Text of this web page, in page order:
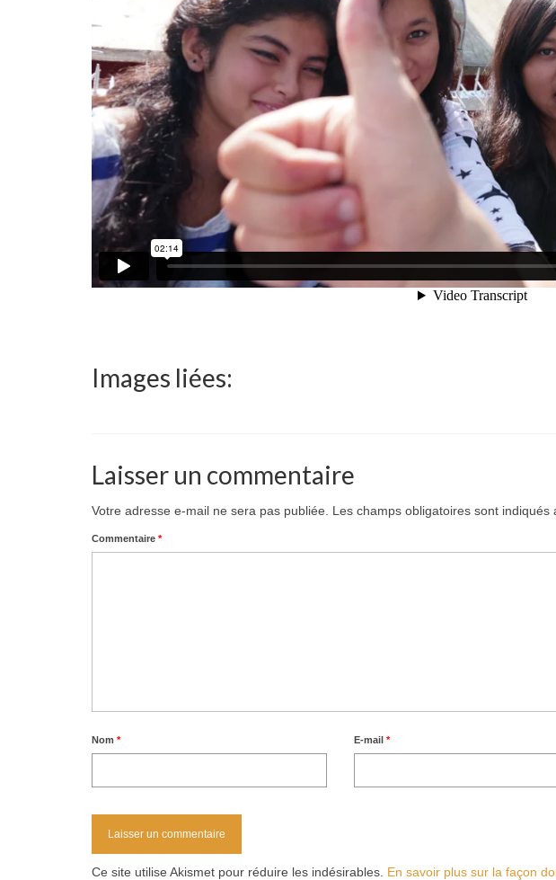
Images liées:
Laisser un commentaire
Votre adresse e-mail ne sera pas publiée. Les champs obligatoires sont indiqués
Commentaire *
Nom * E-mail*
Ce site utilise Akismet pour réduire les indésirables. En savoir plus sur la façon